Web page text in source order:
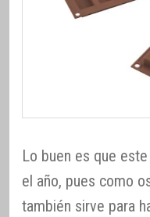
Lo buen es que
el año, pues como
también sirve para